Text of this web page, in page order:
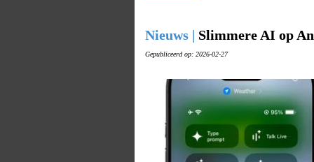
Nieuws | Slimmere AI op
Gepubliceerd op: 2026-02-27